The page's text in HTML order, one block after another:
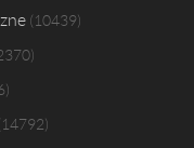
10439
14792